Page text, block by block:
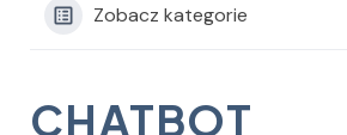
Zobacz kategorie
CHATBOT